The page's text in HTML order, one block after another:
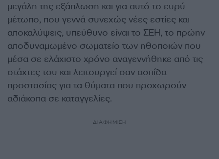
μεγάλη της εξάπλωση και για αυτό το ευρύ
μέτωπο, που γεννά συνεχώς νέες εστίες και
αποκαλύψεις, υπεύθυνο είναι το ΣΕΗ, το πρώην
αποδυναμωμένο σωματείο των ηθοποιών που
μέσα σε ελάχιστο χρόνο αναγεννήθηκε από τις
στάχτες του και λειτουργεί σαν ασπίδα
προστασίας για τα θύματα που προχωρούν
αδιάκοπα σε καταγγελίες.
ΔΙΑΦΗΜΙΣΗ